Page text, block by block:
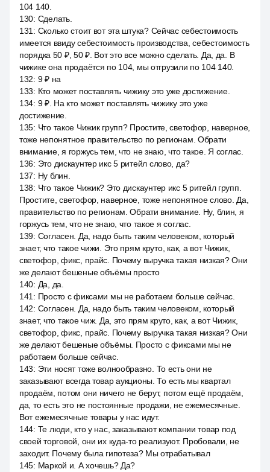
104 140.
130: Сделать.
131 : Сколько стоит вот эта штука? Сейчас себестоимость
имеется ввиду себестоимость производства, себестоимость
порядка 50 ₽, 50 ₽. Вот это все можно сделать. Да, да. В
чижике она продаётся по 104, мы отгрузили по 104 140.
132: 9 ₽ на
133: Кто может поставлять чижику это уже достижение.
134: 9 ₽. На кто может поставлять чижику это уже
достижение.
135: Что такое Чижик групп? Простите, светофор, наверное,
тоже непонятное правительство по регионам. Обрати
внимание, я горжусь тем, что не знаю, что такое. Я соглас.
136: Это дискаунтер икс 5 ритейл слово, да?
137: Ну блин.
138: Что такое Чижик? Это дискаунтер икс 5 ритейл групп.
Простите, светофор, наверное, тоже непонятное слово. Да,
правительство по регионам. Обрати внимание. Ну, блин, я
горжусь тем, что не знаю, что такое я соглас.
139: Согласен. Да, надо быть таким человеком, который
знает, что такое чижи. Это прям круто, как, а вот Чижик,
светофор, фикс, прайс. Почему выручка такая низкая? Они
же делают бешеные объёмы просто
140: Да, да.
141 : Просто с фиксами мы не работаем больше сейчас.
142: Согласен. Да, надо быть таким человеком, который
знает, что такое чиж. Да, это прям круто, как, а вот Чижик,
светофор, фикс, прайс. Почему выручка такая низкая? Они
же делают бешеные объёмы. Просто с фиксами мы не
работаем больше сейчас.
143: Эти носят тоже волнообразно. То есть они не
заказывают всегда товар аукционы. То есть мы квартал
продаём, потом они ничего не берут, потом ещё продаём,
да, то есть это не постоянные продажи, не ежемесячные.
Вот ежемесячные товары у нас идут.
144: Те люди, кто у нас, заказывают компании товар под
своей торговой, они их куда-то реализуют. Пробовали, не
заходит. Почему была гипотеза? Мы отрабатывал
145: Маркой и. А хочешь? Да?